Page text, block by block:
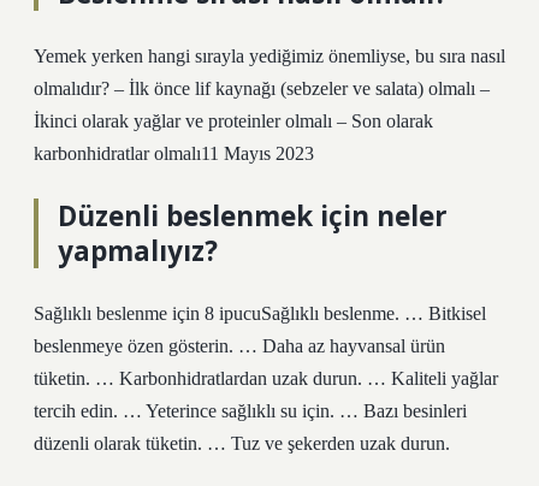
Yemek yerken hangi sırayla yediğimiz önemliyse, bu sıra nasıl
olmalıdır? – İlk önce lif kaynağı (sebzeler ve salata) olmalı –
İkinci olarak yağlar ve proteinler olmalı – Son olarak
karbonhidratlar olmalı11 Mayıs 2023
Düzenli beslenmek için neler
yapmalıyız?
Sağlıklı beslenme için 8 ipucuSağlıklı beslenme. … Bitkisel
beslenmeye özen gösterin. … Daha az hayvansal ürün
tüketin. … Karbonhidratlardan uzak durun. … Kaliteli yağlar
tercih edin. … Yeterince sağlıklı su için. … Bazı besinleri
düzenli olarak tüketin. … Tuz ve şekerden uzak durun.